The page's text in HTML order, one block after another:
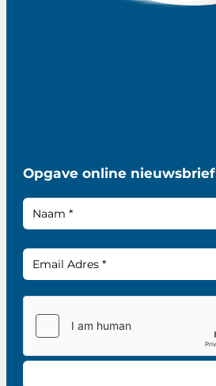
Opgave online nieuwsbrief